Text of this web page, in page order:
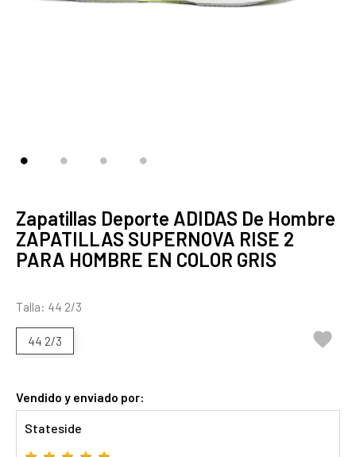
Zapatillas Deporte ADIDAS De Hombre
ZAPATILLAS SUPERNOVA RISE 2
PARA HOMBRE EN COLOR GRIS
Talla: 44 2/3
44 2/3 
Vendido y enviado por:
Stateside